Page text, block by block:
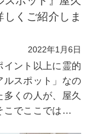
くご紹介しま
2022年1月6日
イント以上に霊的
ルスポット」なの
くの人が、屋久
でここでは、屋